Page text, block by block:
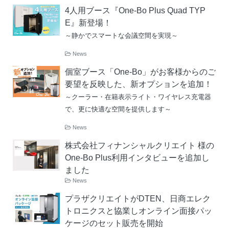
4人用ブース『One-Bo Plus Quad TYP
E』新登場！
～静かでスマートな会議空間を実現～
News
個室ブース「One-Bo」がお客様からのご
要望を反映した、新オプションを追加！
～クーラー・在籍表示ライト・ワイヤレス充電器
で、更に快適な空間を提供します～
News
株式会社フィナンシャルクリエイト 様の
One-Bo Plus利用インタビューを追加し
ました
News
プラザクリエイトがDTEN、日商エレク
トロニクスと協業しオンライン面接パッ
ケージのセット販売を開始